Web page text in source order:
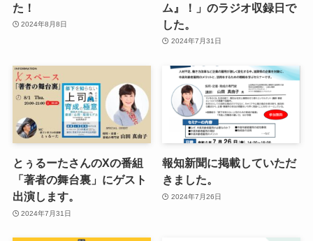
た！
2024年8月8日
ム』！」のラジオ収録日で
した。
2024年7月31日
とぅるーたさんのXの番組
「著者の舞台裏」にゲスト
出演します。
2024年7月31日
報知新聞に掲載していただ
きました。
2024年7月26日